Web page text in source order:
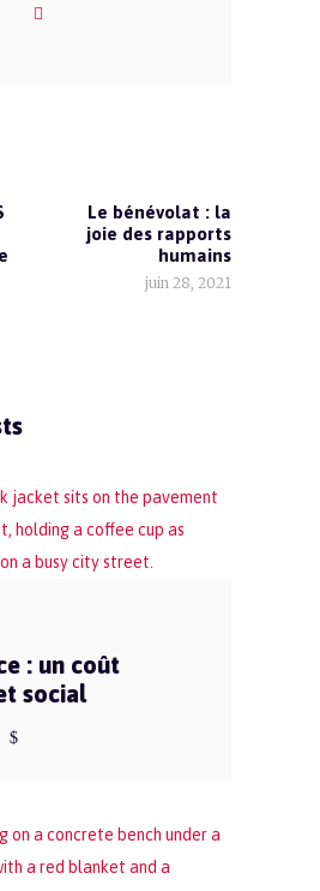
Le bénévolat : la
joie des rapports
humains
juin 28, 2021
: un coût
social